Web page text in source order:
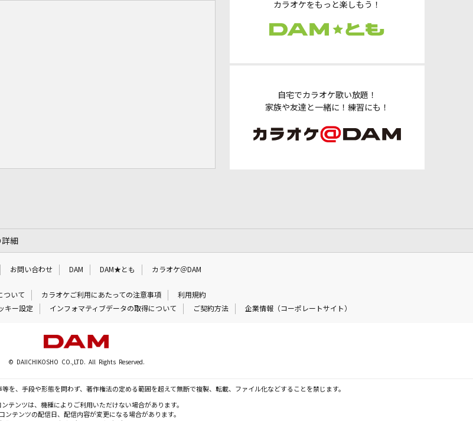
カラオケをもっと楽しもう！
自宅でカラオケ歌い放題！
家族や友達と一緒に！練習にも！
細
お問い合わせ DAM DAM★とも カラオケ＠DAM
ついて カラオケご利用にあたっての注意事項
利用規約
キー設定 インフォマティブデータの取得について ご契約方法 企業情報（コーポレートサイト）
© DAIICHIKOSHO CO.,LTD. All Rights Reserved.
を、手段や形態を問わず、著作権法の定める範囲を超えて無断で複製、転載、ファイル化などすることを禁じます。
テンツは、機種によりご利用いただけない場合があります。
ンテンツの配信日、配信内容が変更になる場合があります。